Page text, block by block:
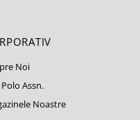
Noi
Polo Assn.
Noastre